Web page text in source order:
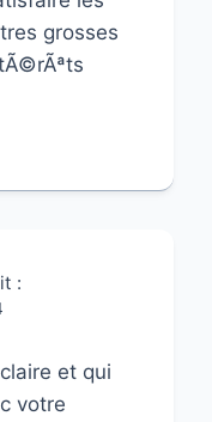
grosses
:
et qui
votre